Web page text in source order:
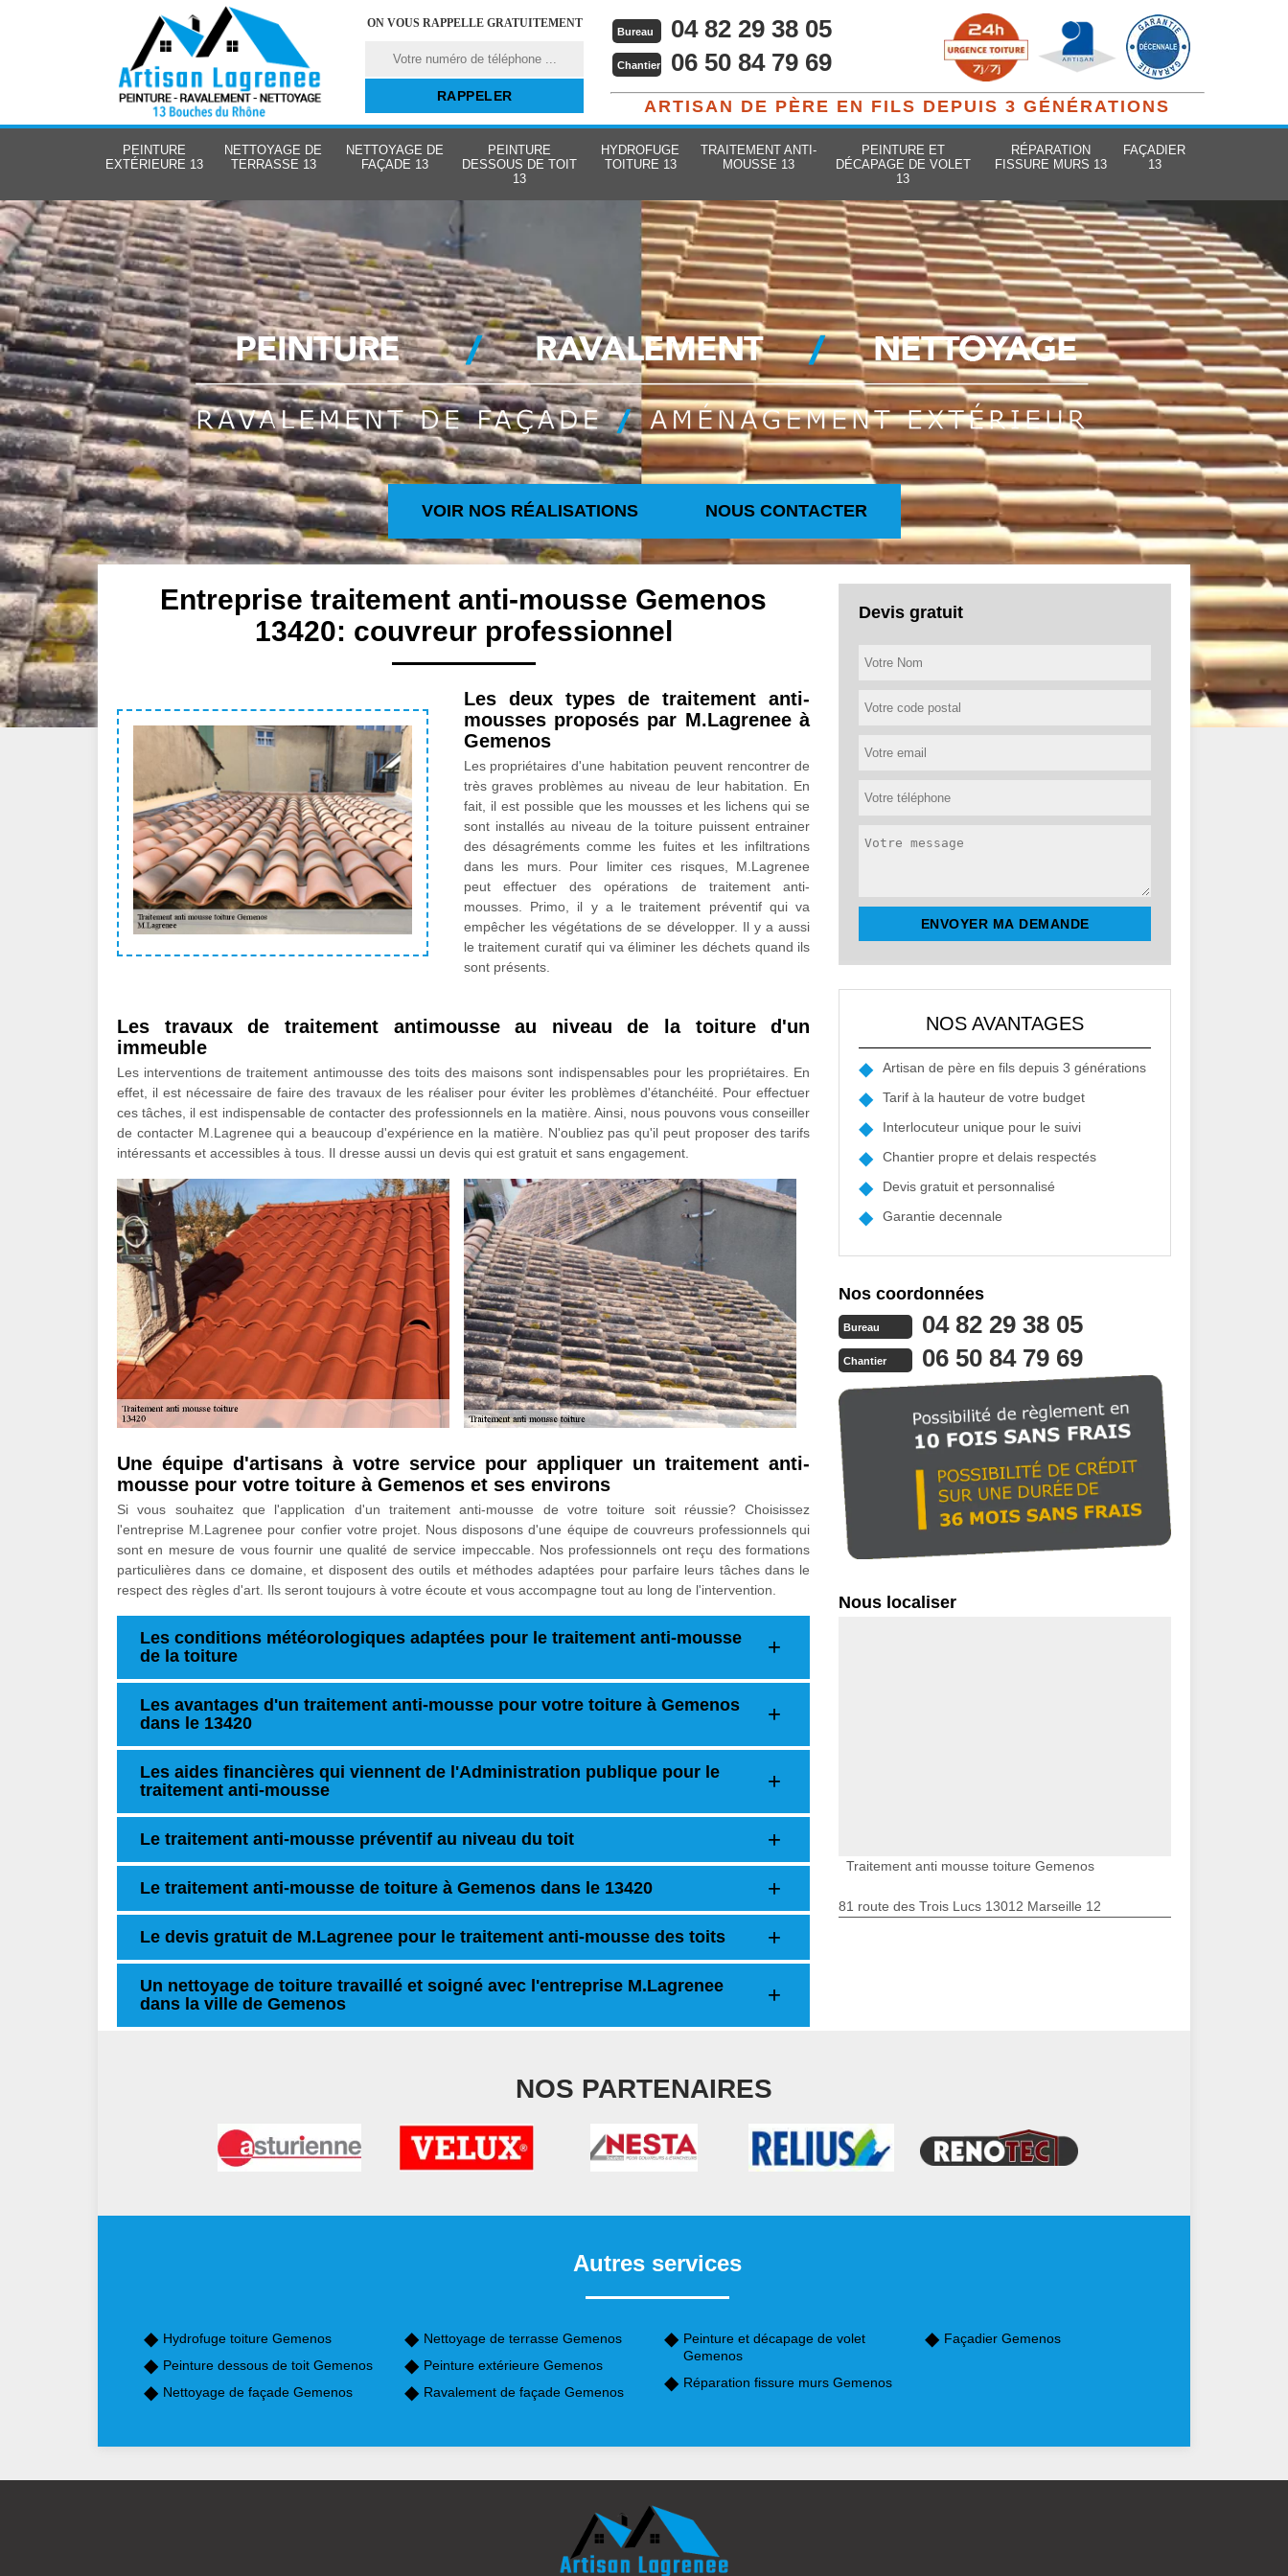
ON VOUS RAPPELLE GRATUITEMENT
Bureau 04 82 29 38 05
Chantier 06 50 84 79 69
ARTISAN DE PÈRE EN FILS DEPUIS 3 GÉNÉRATIONS
PEINTURE
EXTÉRIEURE 13
NETTOYAGE DE
TERRASSE 13
NETTOYAGE DE
FAÇADE 13
PEINTURE
DESSOUS DE TOIT
13
HYDROFUGE
TOITURE 13
TRAITEMENT ANTI-
MOUSSE 13
PEINTURE ET
DÉCAPAGE DE VOLET
13
RÉPARATION
FISSURE MURS 13
FAÇADIER
13
VOIR NOS RÉALISATIONS NOUS CONTACTER
Entreprise traitement anti-mousse Gemenos
13420: couvreur professionnel
Les deux types de traitement anti-
mousses proposés par M.Lagrenee à
Gemenos
Les propriétaires d'une habitation peuvent rencontrer de
très graves problèmes au niveau de leur habitation. En
fait, il est possible que les mousses et les lichens qui se
sont installés au niveau de la toiture puissent entrainer
des désagréments comme les fuites et les infiltrations
dans les murs. Pour limiter ces risques, M.Lagrenee
peut effectuer des opérations de traitement anti-
mousses. Primo, il y a le traitement préventif qui va
empêcher les végétations de se développer. Il y a aussi
le traitement curatif qui va éliminer les déchets quand ils
sont présents.
Les travaux de traitement antimousse au niveau de la toiture d'un
immeuble
Les interventions de traitement antimousse des toits des maisons sont indispensables pour les propriétaires. En
effet, il est nécessaire de faire des travaux de les réaliser pour éviter les problèmes d'étanchéité. Pour effectuer
ces tâches, il est indispensable de contacter des professionnels en la matière. Ainsi, nous pouvons vous conseiller
de contacter M.Lagrenee qui a beaucoup d'expérience en la matière. N'oubliez pas qu'il peut proposer des tarifs
intéressants et accessibles à tous. Il dresse aussi un devis qui est gratuit et sans engagement.
Une équipe d'artisans à votre service pour appliquer un traitement anti-
mousse pour votre toiture à Gemenos et ses environs
Si vous souhaitez que l'application d'un traitement anti-mousse de votre toiture soit réussie? Choisissez
l'entreprise M.Lagrenee pour confier votre projet. Nous disposons d'une équipe de couvreurs professionnels qui
sont en mesure de vous fournir une qualité de service impeccable. Nos professionnels ont reçu des formations
particulières dans ce domaine, et disposent des outils et méthodes adaptées pour parfaire leurs tâches dans le
respect des règles d'art. Ils seront toujours à votre écoute et vous accompagne tout au long de l'intervention.
Les conditions météorologiques adaptées pour le traitement anti-mousse
de la toiture
Les avantages d'un traitement anti-mousse pour votre toiture à Gemenos
dans le 13420
Les aides financières qui viennent de l'Administration publique pour le
traitement anti-mousse
Le traitement anti-mousse préventif au niveau du toit
Le traitement anti-mousse de toiture à Gemenos dans le 13420
Le devis gratuit de M.Lagrenee pour le traitement anti-mousse des toits
Un nettoyage de toiture travaillé et soigné avec l'entreprise M.Lagrenee
dans la ville de Gemenos
Devis gratuit
NOS AVANTAGES
Artisan de père en fils depuis 3 générations
Tarif à la hauteur de votre budget
Interlocuteur unique pour le suivi
Chantier propre et delais respectés
Devis gratuit et personnalisé
Garantie decennale
Nos coordonnées
Bureau 04 82 29 38 05
Chantier 06 50 84 79 69
Nous localiser
Traitement anti mousse toiture Gemenos
81 route des Trois Lucs 13012 Marseille 12
NOS PARTENAIRES
Autres services
Hydrofuge toiture Gemenos
Peinture dessous de toit Gemenos
Nettoyage de façade Gemenos
Nettoyage de terrasse Gemenos
Peinture extérieure Gemenos
Ravalement de façade Gemenos
Peinture et décapage de volet
Gemenos
Réparation fissure murs Gemenos
Façadier Gemenos